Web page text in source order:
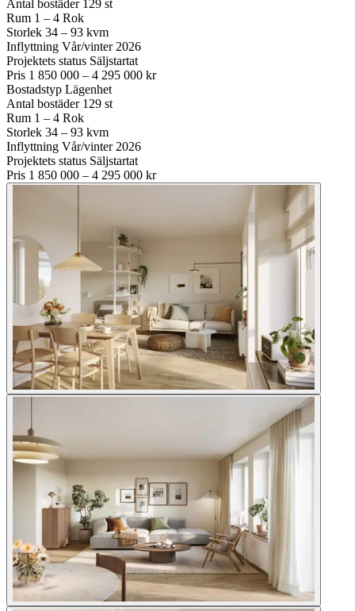
Antal bostäder 129 st
Rum 1 – 4 Rok
Storlek 34 – 93 kvm
Inflyttning Vår/vinter 2026
Projektets status Säljstartat
Pris 1 850 000 – 4 295 000 kr
Bostadstyp Lägenhet
Antal bostäder 129 st
Rum 1 – 4 Rok
Storlek 34 – 93 kvm
Inflyttning Vår/vinter 2026
Projektets status Säljstartat
Pris 1 850 000 – 4 295 000 kr